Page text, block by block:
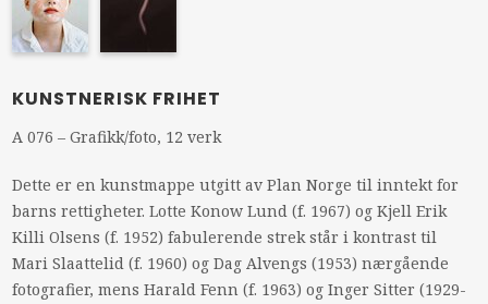
KUNSTNERISK FRIHET
A 076 – Grafikk/foto, 12 verk
Dette er en kunstmappe utgitt av Plan Norge til inntekt for
barns rettigheter. Lotte Konow Lund (f. 1967) og Kjell Erik
Killi Olsens (f. 1952) fabulerende strek står i kontrast til
Mari Slaattelid (f. 1960) og Dag Alvengs (1953) nærgående
fotografier, mens Harald Fenn (f. 1963) og Inger Sitter (1929-